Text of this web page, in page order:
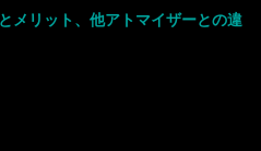
メリット、他アトマイザーとの違